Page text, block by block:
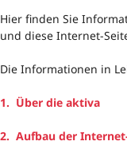
Hier finden Sie
und diese Internet-
Die Informationen in
1. Über die aktiva
2. Aufbau der